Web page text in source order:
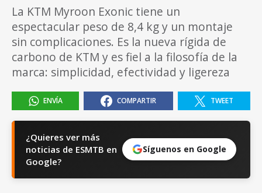
La KTM Myroon Exonic tiene un
espectacular peso de 8,4 kg y un montaje
sin complicaciones. Es la nueva rígida de
carbono de KTM y es fiel a la filosofía de la
marca: simplicidad, efectividad y ligereza
ENVÍA COMPARTIR TWEET
¿Quieres ver más
noticias de ESMTB en
Google?
Síguenos en Google